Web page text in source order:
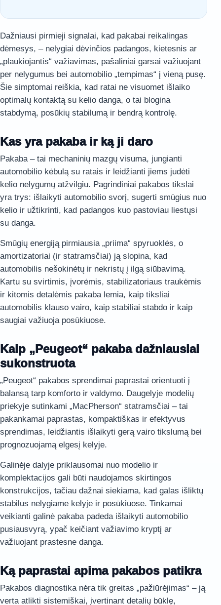
Dažniausi pirmieji signalai, kad pakabai reikalingas
dėmesys, – nelygiai dėvinčios padangos, kietesnis ar
„plaukiojantis“ važiavimas, pašaliniai garsai važiuojant
per nelygumus bei automobilio „tempimas“ į vieną pusę.
Šie simptomai reiškia, kad ratai ne visuomet išlaiko
optimalų kontaktą su kelio danga, o tai blogina
stabdymą, posūkių stabilumą ir bendrą kontrolę.
Kas yra pakaba ir ką ji daro
Pakaba – tai mechaninių mazgų visuma, jungianti
automobilio kėbulą su ratais ir leidžianti jiems judėti
kelio nelygumų atžvilgiu. Pagrindiniai pakabos tikslai
yra trys: išlaikyti automobilio svorį, sugerti smūgius nuo
kelio ir užtikrinti, kad padangos kuo pastoviau liestųsi
su danga.
Smūgių energiją pirmiausia „priima“ spyruoklės, o
amortizatoriai (ir statramsčiai) ją slopina, kad
automobilis nešokinėtų ir nekristų į ilgą siūbavimą.
Kartu su svirtimis, įvorėmis, stabilizatoriaus traukėmis
ir kitomis detalėmis pakaba lemia, kaip tiksliai
automobilis klauso vairo, kaip stabiliai stabdo ir kaip
saugiai važiuoja posūkiuose.
Kaip „Peugeot“ pakaba dažniausiai
sukonstruota
„Peugeot“ pakabos sprendimai paprastai orientuoti į
balansą tarp komforto ir valdymo. Daugelyje modelių
priekyje sutinkami „MacPherson“ statramsčiai – tai
pakankamai paprastas, kompaktiškas ir efektyvus
sprendimas, leidžiantis išlaikyti gerą vairo tikslumą bei
prognozuojamą elgesį kelyje.
Galinėje dalyje priklausomai nuo modelio ir
komplektacijos gali būti naudojamos skirtingos
konstrukcijos, tačiau dažnai siekiama, kad galas išliktų
stabilus nelygiame kelyje ir posūkiuose. Tinkamai
veikianti galinė pakaba padeda išlaikyti automobilio
pusiausvyrą, ypač keičiant važiavimo kryptį ar
važiuojant prastesne danga.
Ką paprastai apima pakabos patikra
Pakabos diagnostika nėra tik greitas „pažiūrėjimas“ – ją
verta atlikti sistemiškai, įvertinant detalių būklę,